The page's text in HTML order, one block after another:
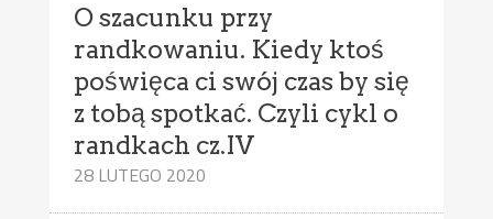
O szacunku przy
randkowaniu. Kiedy ktoś
poświęca ci swój czas by się
z tobą spotkać. Czyli cykl o
randkach cz.IV
28 LUTEGO 2020